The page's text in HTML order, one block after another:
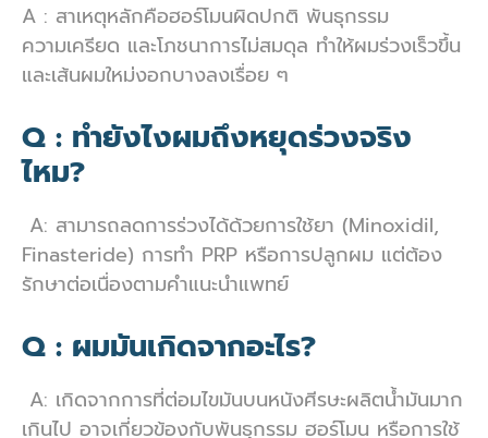
A : สาเหตุหลักคือฮอร์โมนผิดปกติ พันธุกรรม
ความเครียด และโภชนาการไม่สมดุล ทำให้ผมร่วงเร็วขึ้น
และเส้นผมใหม่งอกบางลงเรื่อย ๆ
Q : ทำยังไงผมถึงหยุดร่วงจริง
ไหม?
A: สามารถลดการร่วงได้ด้วยการใช้ยา (Minoxidil,
Finasteride) การทำ PRP หรือการปลูกผม แต่ต้อง
รักษาต่อเนื่องตามคำแนะนำแพทย์
Q : ผมมันเกิดจากอะไร?
A: เกิดจากการที่ต่อมไขมันบนหนังศีรษะผลิตน้ำมันมาก
เกินไป อาจเกี่ยวข้องกับพันธุกรรม ฮอร์โมน หรือการใช้